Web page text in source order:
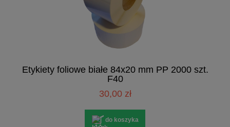
Etykiety foliowe białe 84x20 mm PP 2000 szt.
F40
30,00 zł
do koszyka